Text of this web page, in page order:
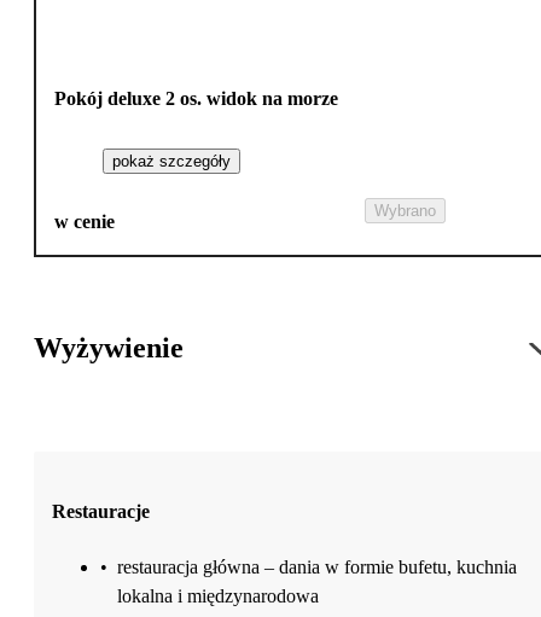
Pokój deluxe 2 os. widok na morze
pokaż szczegóły
w cenie
Wybrano
Wyżywienie
Restauracje
• restauracja główna – dania w formie bufetu, kuchnia
lokalna i międzynarodowa